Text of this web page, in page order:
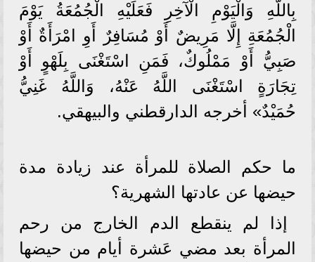
بِاللَّهِ وَالْيَوْمِ الْآخِرِ فَعَلَيْهِ الْجُمُعَةُ يَوْمَ
الْجُمُعَةِ إِلَّا مَرِيضٌ أَوْ مُسَافِرٌ أَوِ امْرَأَةٌ أَوْ
صَبِيُّ أَوْ مَمْلُوكٌ، فَمَنِ اسْتَغْنَى بِلَهْوٍ أَوْ
تِجَارَةٍ اسْتَغْنَى اللَّهُ عَنْهُ، وَاللَّهُ غَنِيُّ
حُمَيْدٌ» أخرجه الدارقطني والبيهقي.
ما حكم الصلاة للمرأة عند زيادة مدة
حيضها عن عادتها الشهرية؟
إذا لم ينقطع الدم الخارج من رحم
المرأة بعد مضي عَشرة أيام من حيضها